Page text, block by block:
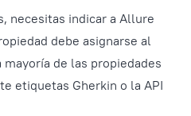
necesitas indicar a Allure
debe asignarse al
de las propiedades
etiquetas Gherkin o la API